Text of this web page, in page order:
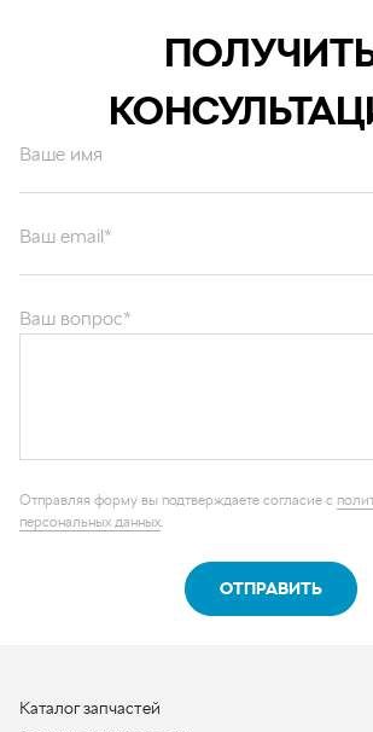
Ваше имя
Ваш вопрос*
персональных данных
Каталог запчастей
Контактная информация